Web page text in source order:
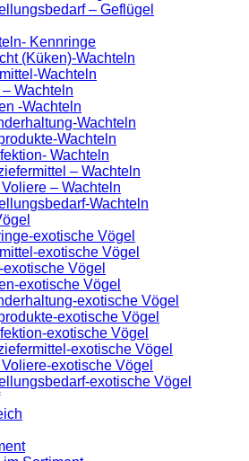
– Geflügel
Kennringe
(Küken)-Wachteln
Wachteln
Wachteln
-Wachteln
Wachteln
Wachteln
Wachteln
– Wachteln
– Wachteln
Wachteln
exotische Vögel
exotische Vögel
exotische Vögel
exotische Vögel
exotische Vögel
exotische Vögel
exotische Vögel
exotische Vögel
exotische Vögel
exotische Vögel